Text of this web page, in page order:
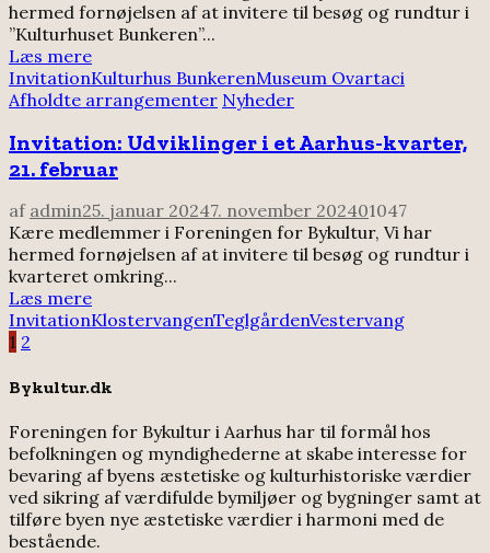
hermed fornøjelsen af at invitere til besøg og rundtur i
”Kulturhuset Bunkeren”...
Læs mere
InvitationKulturhus BunkerenMuseum Ovartaci
Afholdte arrangementer Nyheder
Invitation: Udviklinger i et Aarhus-kvarter,
21. februar
af admin25. januar 20247. november 202401047
Kære medlemmer i Foreningen for Bykultur, Vi har
hermed fornøjelsen af at invitere til besøg og rundtur i
kvarteret omkring...
Læs mere
InvitationKlostervangenTeglgårdenVestervang
Indlægsinddeling
1 2
Bykultur.dk
Foreningen for Bykultur i Aarhus har til formål hos
befolkningen og myndighederne at skabe interesse for
bevaring af byens æstetiske og kulturhistoriske værdier
ved sikring af værdifulde bymiljøer og bygninger samt at
tilføre byen nye æstetiske værdier i harmoni med de
bestående.